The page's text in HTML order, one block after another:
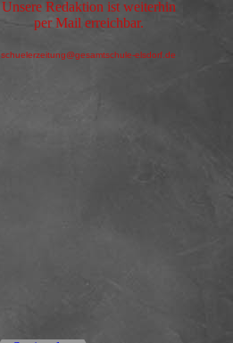
Unsere Redaktion ist weiterhin
per Mail erreichbar.
schuelerzeitung@gesamtschule-elsdorf.de